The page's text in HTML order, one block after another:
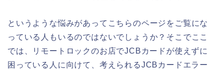
というような悩みがあってこちらのページをご覧にな
っている人もいるのではないでしょうか？そこでここ
では、リモートロックのお店でJCBカードが使えずに
困っている人に向けて、考えられるJCBカードエラー